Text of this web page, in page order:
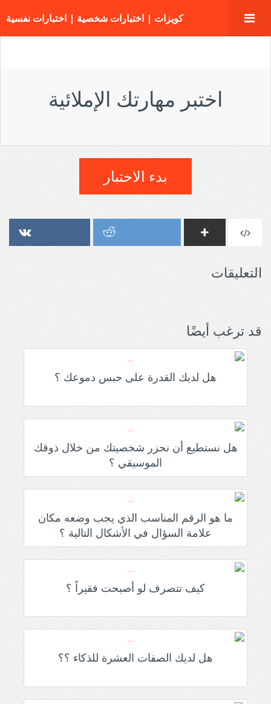
كويزات | اختبارات شخصية | اختبارات نفسية
اختبر مهارتك الإملائية
بدء الاختبار
التعليقات
قد ترغب أيضًا
هل لديك القدرة على حبس دموعك ؟
هل نستطيع أن نحزر شخصيتك من خلال ذوقك
الموسيقي ؟
ما هو الرقم المناسب الذي يجب وضعه مكان
علامة السؤال في الأشكال التالية ؟
كيف تتصرف لو أصبحت فقيراً ؟
هل لديك الصفات العشرة للذكاء ؟؟